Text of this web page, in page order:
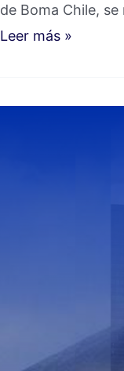
de Boma Chile,
Leer más »